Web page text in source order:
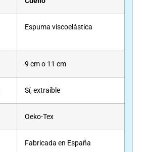
Espuma viscoelástica
9 cm o 11 cm
Sí, extraíble
Oeko-Tex
Fabricada en España